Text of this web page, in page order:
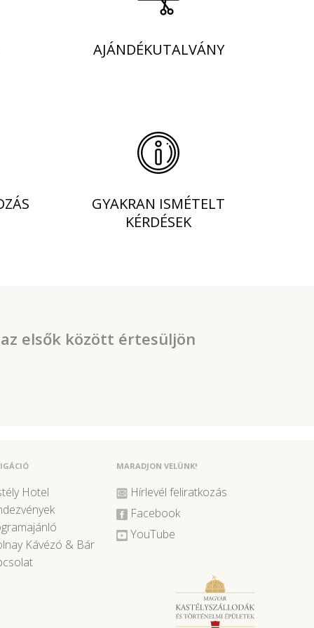
AJÁNDÉKUTALVÁNY
GYAKRAN ISMÉTELT
KÉRDÉSEK
elsők között értesüljön
Hotel
Kávézó & Bár
MARADJON VELÜNK!
Hírlevél feliratkozás
Facebook
YouTube